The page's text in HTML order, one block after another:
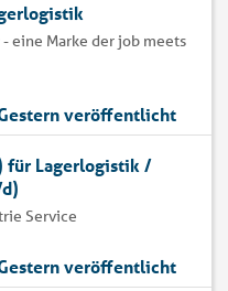
eine Marke der job meets
veröffentlicht
Lagerlogistik /
Service
veröffentlicht